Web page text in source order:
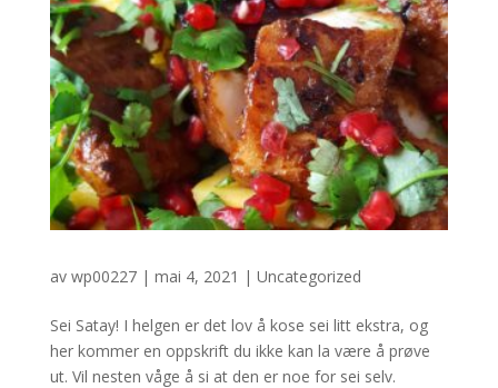
av wp00227| mai 4, 2021 | Uncategorized
Sei Satay! I helgen er det lov å kose sei litt ekstra, og
her kommer en oppskrift du ikke kan la være å prøve
ut. Vil nesten våge å si at den er noe for sei selv.